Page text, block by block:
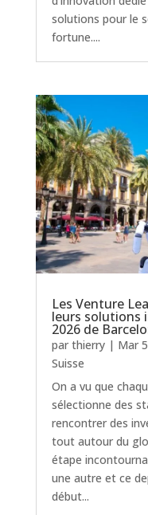
solutions pour le
fortune....
Les Venture
leurs solutions
2026 de
par thierry| Mar
Suisse
On a vu que
sélectionne des
rencontrer des
tout autour du
étape
une autre et ce
début...